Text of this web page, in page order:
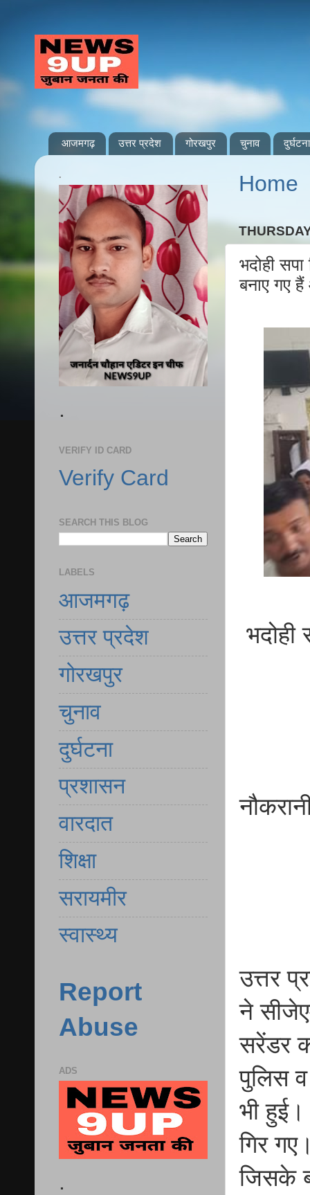
आजमगढ़ उत्तर प्रदेश गोरखपुर चुनाव दुर्घटना
Home
भदोही
बनाए गए हैं
भदोही
उत्तर
ने
सरेंडर
पुलिस
भी
गिर
जिसके
.
.
VERIFY ID CARD
Verify Card
SEARCH THIS BLOG
LABELS
आजमगढ़
उत्तर प्रदेश
गोरखपुर
चुनाव
दुर्घटना
प्रशासन
वारदात
शिक्षा
सरायमीर
स्वास्थ्य
Report
Abuse
ADS
.